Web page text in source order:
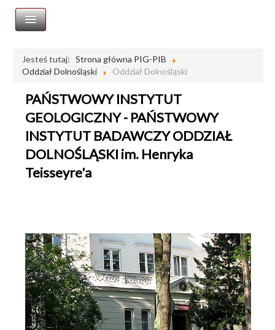
Dyrekcja
Historia oddziału
Kontakt i lokalizacja
Centralne Archiwum Geologiczne
Biblioteka Geologiczna
Muzeum Geologiczne
Konkursy
Linki
Jesteś tutaj: Strona główna PIG-PIB
Oddział Dolnośląski
Oddział Dolnośląski
PAŃSTWOWY INSTYTUT
GEOLOGICZNY - PAŃSTWOWY
INSTYTUT BADAWCZY ODDZIAŁ
DOLNOŚLĄSKI im. Henryka
Teisseyre'a